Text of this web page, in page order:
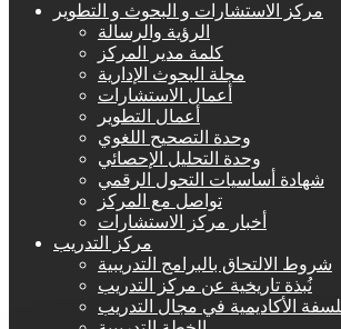
مركز الاستشارات و البحوث و التطوير
الرؤية والرسالة
كلمة مدير المركز
مجلة البحوث الإدارية
أعمال الاستشارات
أعمال التطوير
وحدة التصحيح اللغوي
وحدة التحليل الإحصائي
شهادة أساسيات التحول الرقمي
تواصل مع المركز
أخبار مركز الاستشارات
مركز التدريب
شروط الالتحاق بالبرامج التدريبية
نُبذة تاريخية عن مركز التدريب
الأكاديمية في مجال التدريب